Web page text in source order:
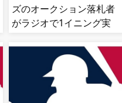
ズのオークション落札者
がラジオで1イニング実